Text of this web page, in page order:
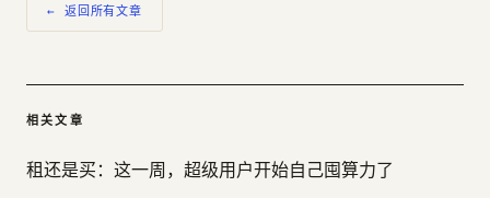
← 返回所有文章
相关文章
租还是买：这一周，超级用户开始自己囤算力了